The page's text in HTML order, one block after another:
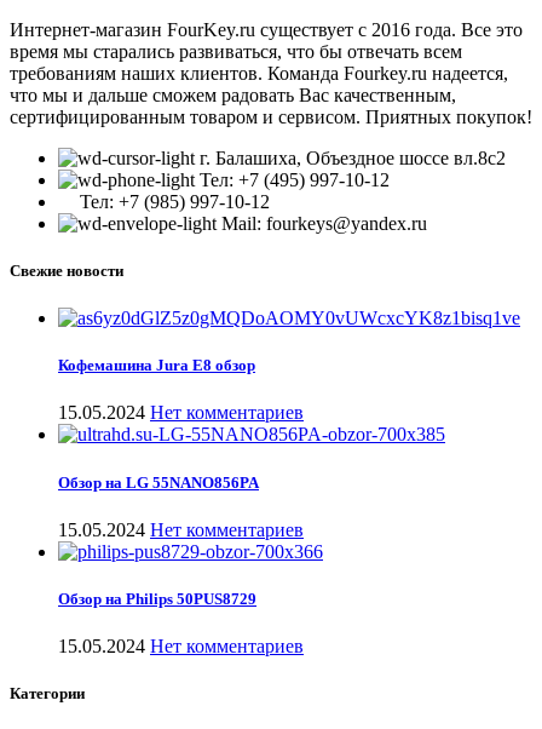
Интернет-магазин FourKey.ru существует с 2016 года. Все это
время мы старались развиваться, что бы отвечать всем
требованиям наших клиентов. Команда Fourkey.ru надеется,
что мы и дальше сможем радовать Вас качественным,
сертифицированным товаром и сервисом. Приятных покупок!
г. Балашиха, Объездное шоссе вл.8c2
Тел: +7 (495) 997-10-12
Тел: +7 (985) 997-10-12
Mail: fourkeys@yandex.ru
Свежие новости
Кофемашина Jura E8 обзор
15.05.2024 Нет комментариев
Обзор на LG 55NANO856PA
15.05.2024 Нет комментариев
Обзор на Philips 50PUS8729
15.05.2024 Нет комментариев
Категории